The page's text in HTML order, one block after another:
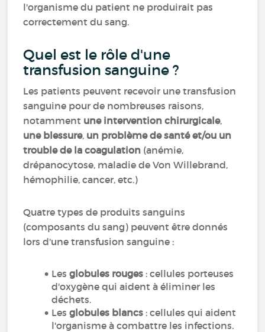
l'organisme du patient ne produirait pas
correctement du sang.
Quel est le rôle d'une
transfusion sanguine ?
Les patients peuvent recevoir une transfusion
sanguine pour de nombreuses raisons,
notamment une intervention chirurgicale,
une blessure, un problème de santé et/ou un
trouble de la coagulation (anémie,
drépanocytose, maladie de Von Willebrand,
hémophilie, cancer, etc.)
Quatre types de produits sanguins
(composants du sang) peuvent être donnés
lors d'une transfusion sanguine :
Lesglobules rouges : cellules porteuses
d'oxygène qui aident à éliminer les
déchets.
Lesglobules blancs : cellules qui aident
l'organisme à combattre les infections.